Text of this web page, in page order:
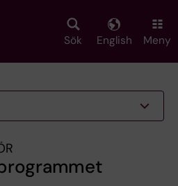
Sök English Meny